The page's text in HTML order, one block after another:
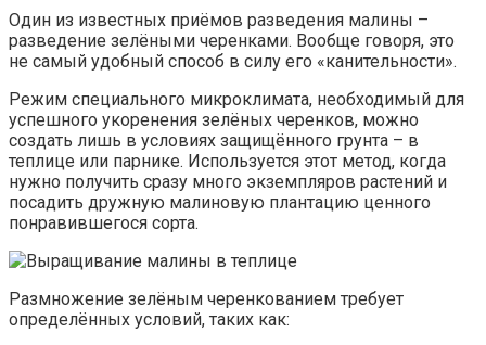
Один из известных приёмов разведения малины –
разведение зелёными черенками. Вообще говоря, это
не самый удобный способ в силу его «канительности».
Режим специального микроклимата, необходимый для
успешного укоренения зелёных черенков, можно
создать лишь в условиях защищённого грунта – в
теплице или парнике. Используется этот метод, когда
нужно получить сразу много экземпляров растений и
посадить дружную малиновую плантацию ценного
понравившегося сорта.
Размножение зелёным черенкованием требует
определённых условий, таких как: